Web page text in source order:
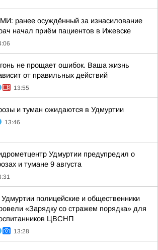
ранее осуждённый за изнасилование
начал приём пациентов в Ижевске
не прощает ошибок. Ваша жизнь
от правильных действий
13:55
и туман ожидаются в Удмуртии
13:46
Удмуртии предупредил о
и тумане 9 августа
полицейские и общественники
«Зарядку со стражем порядка» для
ЦВСНП
13:28